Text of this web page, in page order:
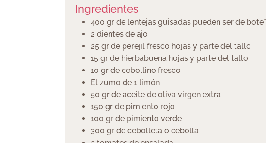
Ingredientes
400 gr de lentejas guisadas pueden ser de bote*
2 dientes de ajo
25 gr de perejil fresco hojas y parte del tallo
15 gr de hierbabuena hojas y parte del tallo
10 gr de cebollino fresco
El zumo de 1 limón
50 gr de aceite de oliva virgen extra
150 gr de pimiento rojo
100 gr de pimiento verde
300 gr de cebolleta o cebolla